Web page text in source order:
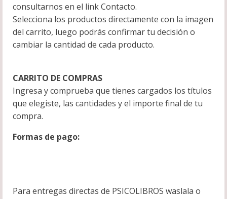
consultarnos en el link Contacto.
Selecciona los productos directamente con la imagen
del carrito, luego podrás confirmar tu decisión o
cambiar la cantidad de cada producto.
CARRITO DE COMPRAS
Ingresa y comprueba que tienes cargados los títulos
que elegiste, las cantidades y el importe final de tu
compra.
Formas de pago:
Para entregas directas de PSICOLIBROS waslala o